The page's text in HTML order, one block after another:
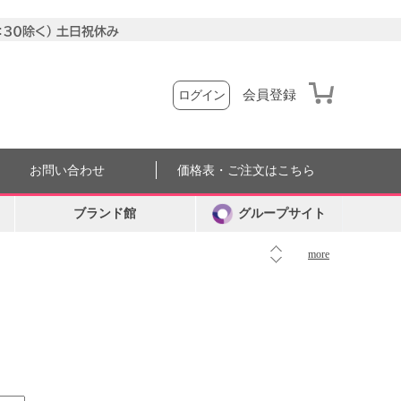
ログイン 会員登録
more
お問い合わせ 価格表・ご注文はこちら
ブランド館 グループサイト